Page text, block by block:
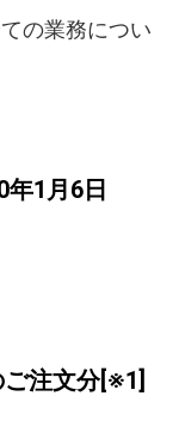
の業務につい
1月6日
注文分[※1]